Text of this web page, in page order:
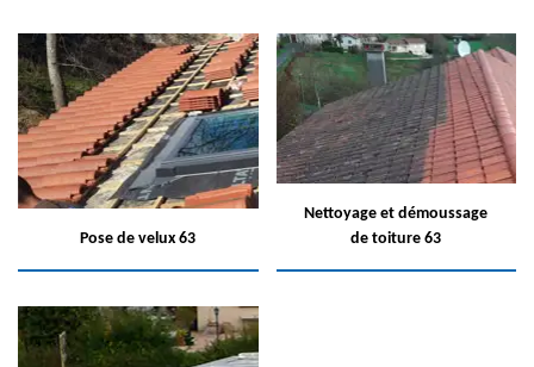
Pose de velux 63
Nettoyage et démoussage
de toiture 63